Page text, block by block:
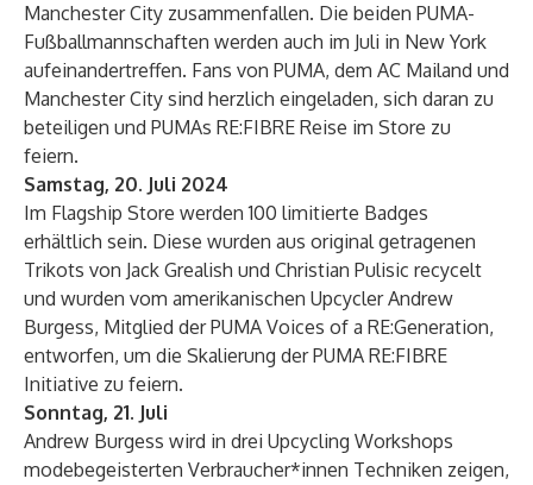
Manchester City zusammenfallen. Die beiden PUMA-
Fußballmannschaften werden auch im Juli in New York
aufeinandertreffen. Fans von PUMA, dem AC Mailand und
Manchester City sind herzlich eingeladen, sich daran zu
beteiligen und PUMAs RE:FIBRE Reise im Store zu
feiern.
Samstag, 20. Juli 2024
Im Flagship Store werden 100 limitierte Badges
erhältlich sein. Diese wurden aus original getragenen
Trikots von Jack Grealish und Christian Pulisic recycelt
und wurden vom amerikanischen Upcycler Andrew
Burgess, Mitglied derPUMA Voices of a RE:Generation,
entworfen, um die Skalierung der PUMA RE:FIBRE
Initiative zu feiern.
Sonntag, 21. Juli
Andrew Burgess wird in drei Upcycling Workshops
modebegeisterten Verbraucher*innen Techniken zeigen,